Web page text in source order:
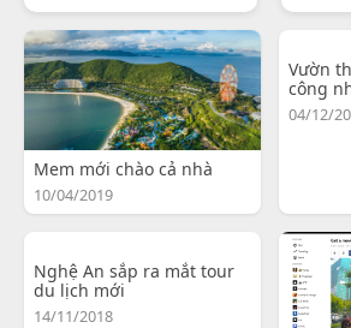
Mem mới chào cả nhà
10/04/2019
Vườn
công
04/12/
Nghệ An sắp ra mắt tour
du lịch mới
14/11/2018